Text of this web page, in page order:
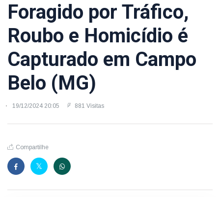
Foragido por Tráfico,
Roubo e Homicídio é
Capturado em Campo
Belo (MG)
19/12/2024 20:05 881 Visitas
Compartilhe